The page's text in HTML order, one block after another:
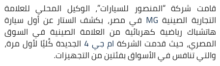
قامت شركة “المنصور للسيارات”، الوكيل المحلي للعلامة
التجارية الصينية MG في مصر، بكشف الستار عن أول سيارة
هاتشباك رياضية كهربائية من العلامة الصينية في السوق
المصري، حيث قدمت الشركة ام جي 4 الجديدة كُليًا لأول مرة،
والتي تنافس في الأسواق بفئتين من التجهيزات.